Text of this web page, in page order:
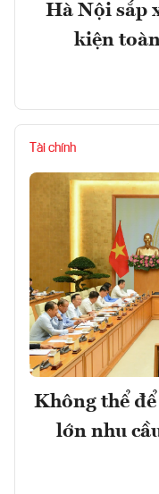
Hà Nội sắp
kiện
Tài chính
Không thể để
lớn nhu